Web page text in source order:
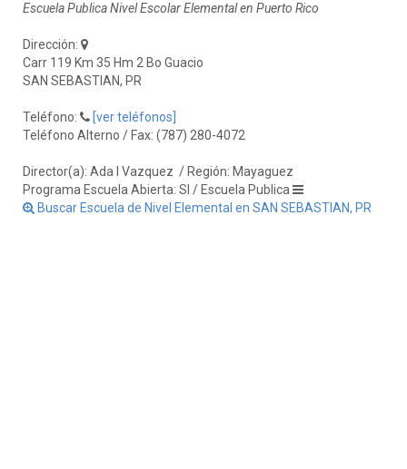
Escuela Publica Nivel Escolar Elemental en Puerto Rico
Dirección:
Carr 119 Km 35 Hm 2 Bo Guacio
SAN SEBASTIAN, PR
Teléfono:
[ver teléfonos]
Teléfono Alterno / Fax: (787) 280-4072
Director(a): Ada I Vazquez / Región: Mayaguez
Programa Escuela Abierta: SI / Escuela Publica
Buscar Escuela de Nivel Elemental en SAN SEBASTIAN, PR